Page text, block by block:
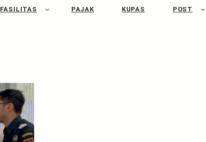
FASILITAS PAJAK KUPAS POST